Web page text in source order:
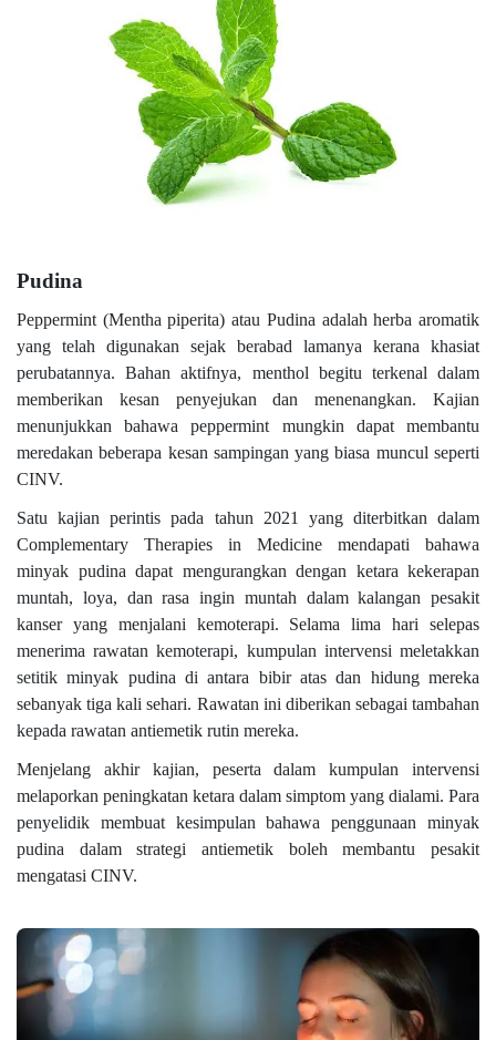
Pudina
Peppermint (Mentha piperita) atau Pudina adalah herba aromatik
yang telah digunakan sejak berabad lamanya kerana khasiat
perubatannya. Bahan aktifnya, menthol begitu terkenal dalam
memberikan kesan penyejukan dan menenangkan. Kajian
menunjukkan bahawa peppermint mungkin dapat membantu
meredakan beberapa kesan sampingan yang biasa muncul seperti
CINV.
Satu kajian perintis pada tahun 2021 yang diterbitkan dalam
Complementary Therapies in Medicine mendapati bahawa
minyak pudina dapat mengurangkan dengan ketara kekerapan
muntah, loya, dan rasa ingin muntah dalam kalangan pesakit
kanser yang menjalani kemoterapi. Selama lima hari selepas
menerima rawatan kemoterapi, kumpulan intervensi meletakkan
setitik minyak pudina di antara bibir atas dan hidung mereka
sebanyak tiga kali sehari. Rawatan ini diberikan sebagai tambahan
kepada rawatan antiemetik rutin mereka.
Menjelang akhir kajian, peserta dalam kumpulan intervensi
melaporkan peningkatan ketara dalam simptom yang dialami. Para
penyelidik membuat kesimpulan bahawa penggunaan minyak
pudina dalam strategi antiemetik boleh membantu pesakit
mengatasi CINV.